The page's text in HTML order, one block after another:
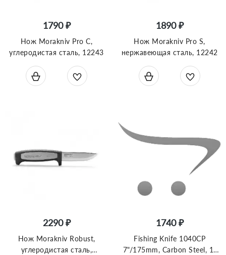
1790 ₽
Нож Morakniv Pro C,
углеродистая сталь, 12243
1890 ₽
Нож Morakniv Pro S,
нержавеющая сталь, 12242
2290 ₽
Нож Morakniv Robust,
углеродистая сталь,
1740 ₽
Fishing Knife 1040CP
7"/175mm, Carbon Steel, 1-